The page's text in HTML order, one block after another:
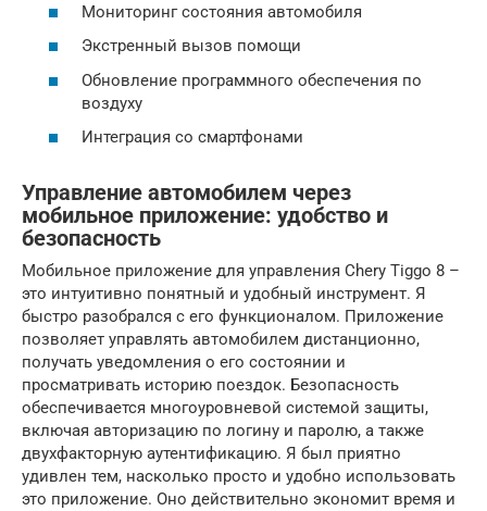
Мониторинг состояния автомобиля
Экстренный вызов помощи
Обновление программного обеспечения по
воздуху
Интеграция со смартфонами
Управление автомобилем через
мобильное приложение: удобство и
безопасность
Мобильное приложение для управления Chery Tiggo 8 –
это интуитивно понятный и удобный инструмент. Я
быстро разобрался с его функционалом. Приложение
позволяет управлять автомобилем дистанционно,
получать уведомления о его состоянии и
просматривать историю поездок. Безопасность
обеспечивается многоуровневой системой защиты,
включая авторизацию по логину и паролю, а также
двухфакторную аутентификацию. Я был приятно
удивлен тем, насколько просто и удобно использовать
это приложение. Оно действительно экономит время и